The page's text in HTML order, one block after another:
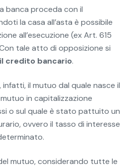
banca proceda con il
la casa all’asta è possibile
all’esecuzione (ex Art. 615
tale atto di opposizione si
credito bancario.
il mutuo dal quale nasce il
in capitalizzazione
o sul quale è stato pattuito un
ovvero il tasso di interesse
mutuo, considerando tutte le